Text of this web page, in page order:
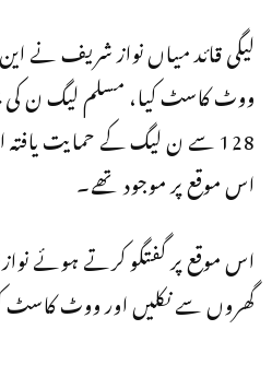
ووٹ کاسٹ کیا، مسلم لیگ ن کی
128 سے ن لیگ کے حمایت
اس موقع پر موجود تھے۔
اس موقع پر گفتگو کرتے ہوئے
گھروں سے نکلیں اور ووٹ